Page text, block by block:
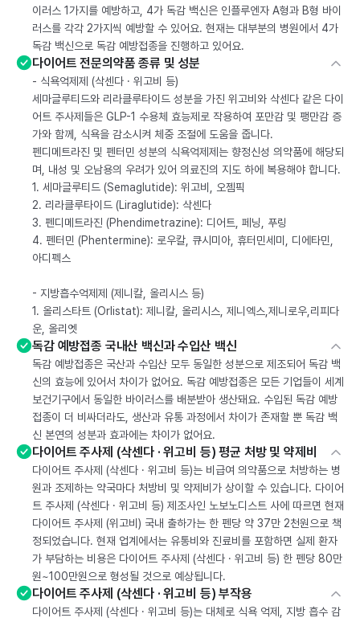
이러스 1가지를 예방하고, 4가 독감 백신은 인플루엔자 A형과 B형 바이
러스를 각각 2가지씩 예방할 수 있어요. 현재는 대부분의 병원에서 4가
독감 백신으로 독감 예방접종을 진행하고 있어요.
다이어트 전문의약품 종류 및 성분
- 식욕억제제 (삭센다 · 위고비 등)
세마글루티드와 리라클루타이드 성분을 가진 위고비와 삭센다 같은 다이
어트 주사제들은 GLP-1 수용체 효능제로 작용하여 포만감 및 팽만감 증
가와 함께, 식욕을 감소시켜 체중 조절에 도움을 줍니다.
펜디메트라진 및 펜터민 성분의 식욕억제제는 향정신성 의약품에 해당되
며, 내성 및 오남용의 우려가 있어 의료진의 지도 하에 복용해야 합니다.
1. 세마글루티드 (Semaglutide): 위고비, 오젬픽
2. 리라클루타이드 (Liraglutide): 삭센다
3. 펜디메트라진 (Phendimetrazine): 디어트, 페닝, 푸링
4. 펜터민 (Phentermine): 로우칼, 큐시미아, 휴터민세미, 디에타민,
아디펙스
- 지방흡수억제제 (제니칼, 올리시스 등)
1. 올리스타트 (Orlistat): 제니칼, 올리시스, 제니엑스,제니로우,리피다
운, 올리엣
독감 예방접종 국내산 백신과 수입산 백신
독감 예방접종은 국산과 수입산 모두 동일한 성분으로 제조되어 독감 백
신의 효능에 있어서 차이가 없어요. 독감 예방접종은 모든 기업들이 세계
보건기구에서 동일한 바이러스를 배분받아 생산돼요. 수입된 독감 예방
접종이 더 비싸더라도, 생산과 유통 과정에서 차이가 존재할 뿐 독감 백
신 본연의 성분과 효과에는 차이가 없어요.
다이어트 주사제 (삭센다 · 위고비 등) 평균 처방 및 약제비
다이어트 주사제 (삭센다 · 위고비 등)는 비급여 의약품으로 처방하는 병
원과 조제하는 약국마다 처방비 및 약제비가 상이할 수 있습니다. 다이어
트 주사제 (삭센다 · 위고비 등) 제조사인 노보노디스트 사에 따르면 현재
다이어트 주사제 (위고비) 국내 출하가는 한 펜당 약 37만 2천원으로 책
정되었습니다. 현재 업계에서는 유통비와 진료비를 포함하면 실제 환자
가 부담하는 비용은 다이어트 주사제 (삭센다 · 위고비 등) 한 펜당 80만
원~100만원으로 형성될 것으로 예상됩니다.
다이어트 주사제 (삭센다 · 위고비 등) 부작용
다이어트 주사제 (삭센다 · 위고비 등)는 대체로 식욕 억제, 지방 흡수 감